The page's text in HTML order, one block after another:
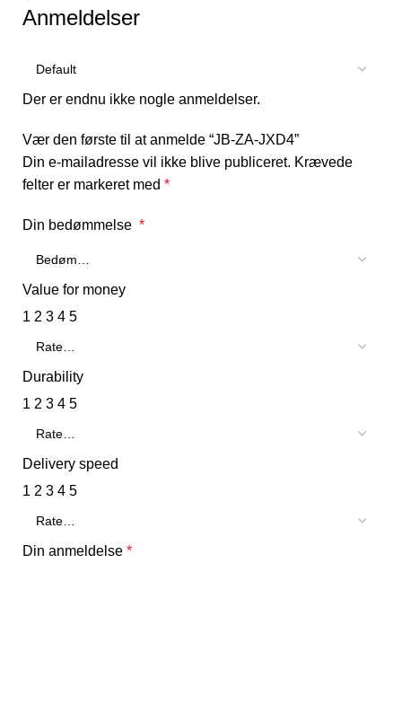
Anmeldelser
Der er endnu ikke nogle anmeldelser.
Vær den første til at anmelde “JB-ZA-JXD4”
Din e-mailadresse vil ikke blive publiceret. Krævede
felter er markeret med *
Din bedømmelse *
Value for money
1 2 3 4 5
Durability
1 2 3 4 5
Delivery speed
1 2 3 4 5
Din anmeldelse *